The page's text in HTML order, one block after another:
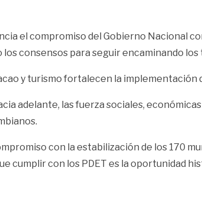
el compromiso del Gobierno Nacional
consensos para seguir encaminando
y turismo fortalecen la implementación
adelante, las fuerza sociales,
con la estabilización de los 170
cumplir con los PDET es la oportunidad